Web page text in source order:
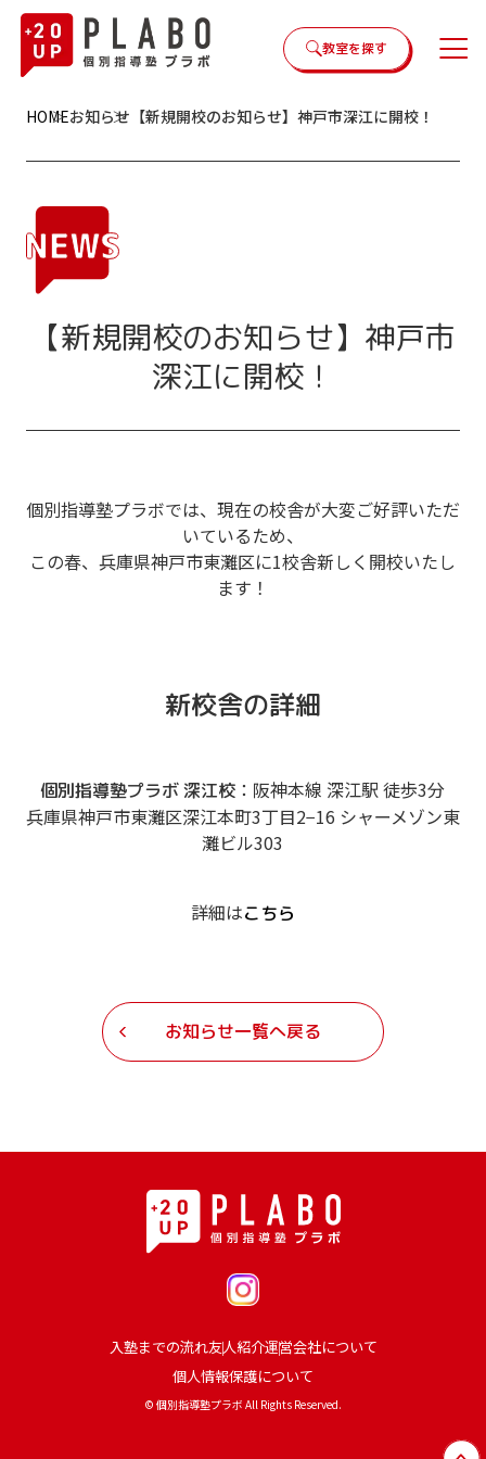
教室を探す
HOMEお知らせ 【新規開校のお知らせ】神戸市深江に開校！
【新規開校のお知らせ】神戸市
深江に開校！
個別指導塾プラボでは、現在の校舎が大変ご好評いただ
いているため、
この春、兵庫県神戸市東灘区に1校舎新しく開校いたし
ます！
新校舎の詳細
個別指導塾プラボ 深江校 ：阪神本線 深江駅 徒歩3分
兵庫県神戸市東灘区深江本町3丁目2−16 シャーメゾン東
灘ビル303
詳細はこちら
お知らせ一覧へ戻る
入塾までの流れ友人紹介運営会社について
個人情報保護について
© 個別指導塾プラボ All Rights Reserved.